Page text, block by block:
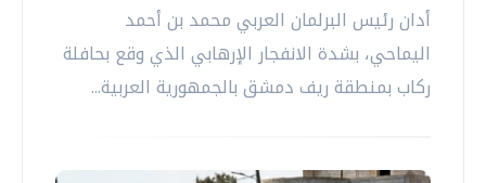
أدان رئيس البرلمان العربي محمد بن أحمد
اليماحي، بشدة الانفجار الإرهابي الذي وقع بحافلة
ركاب بمنطقة ريف دمشق بالجمهورية العربية...